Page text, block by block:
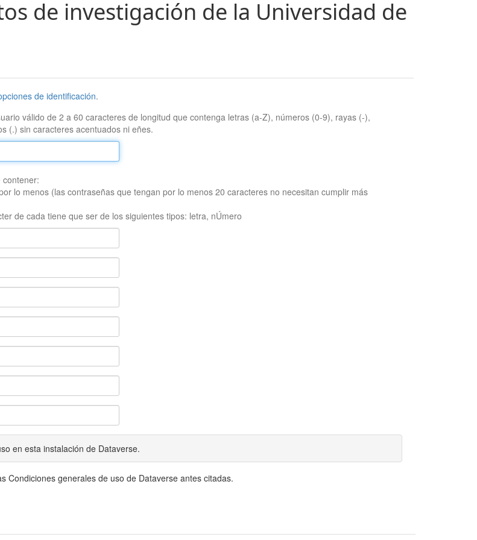
de investigación de la Universidad de
de identificación.
válido de 2 a 60 caracteres de longitud que contenga letras (a-Z), números (0-9), rayas (-),
(.) sin caracteres acentuados ni eñes.
contener:
lo menos (las contraseñas que tengan por lo menos 20 caracteres no necesitan cumplir más
de cada tiene que ser de los siguientes tipos: letra, nÚmero
en esta instalación de Dataverse.
Condiciones generales de uso de Dataverse antes citadas.